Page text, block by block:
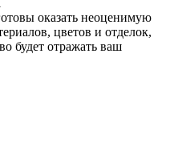
оказать неоценимую
цветов и отделок,
будет отражать ваш